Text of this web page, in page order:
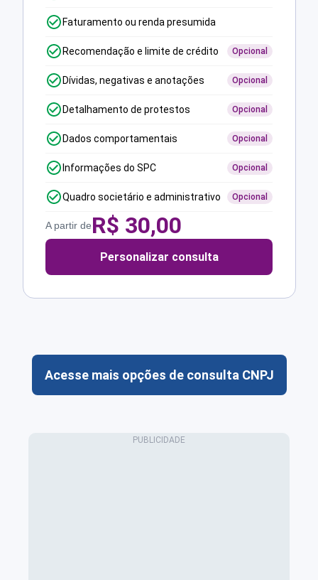
Faturamento ou renda presumida
Recomendação e limite de crédito Opcional
Dívidas, negativas e anotações Opcional
Detalhamento de protestos Opcional
Dados comportamentais Opcional
Informações do SPC Opcional
Quadro societário e administrativo Opcional
A partir deR$ 30,00
Personalizar consulta
Acesse mais opções de consulta CNPJ